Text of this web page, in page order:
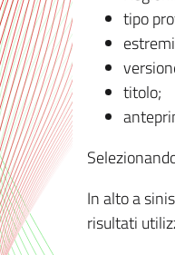
tipo
titolo;
In alto a
risultati